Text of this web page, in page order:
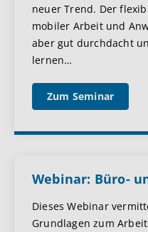
neuer Trend. Der
mobiler Arbeit und
aber gut durchdacht
lernen…
Zum Seminar
Webinar: Büro-
Dieses Webinar
Grundlagen zum